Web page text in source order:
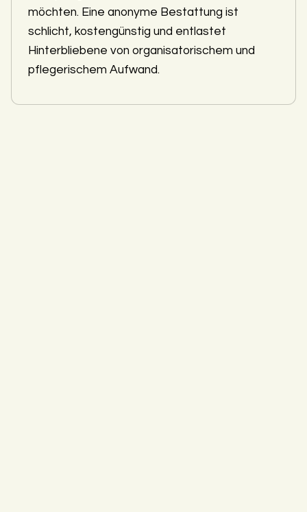
möchten. Eine anonyme Bestattung ist
schlicht, kostengünstig und entlastet
Hinterbliebene von organisatorischem und
pflegerischem Aufwand.